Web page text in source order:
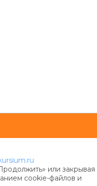
или закрывая
cookie-файлов и